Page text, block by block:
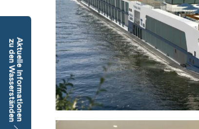
Aktuelle Informationen
zu den Wasserständen